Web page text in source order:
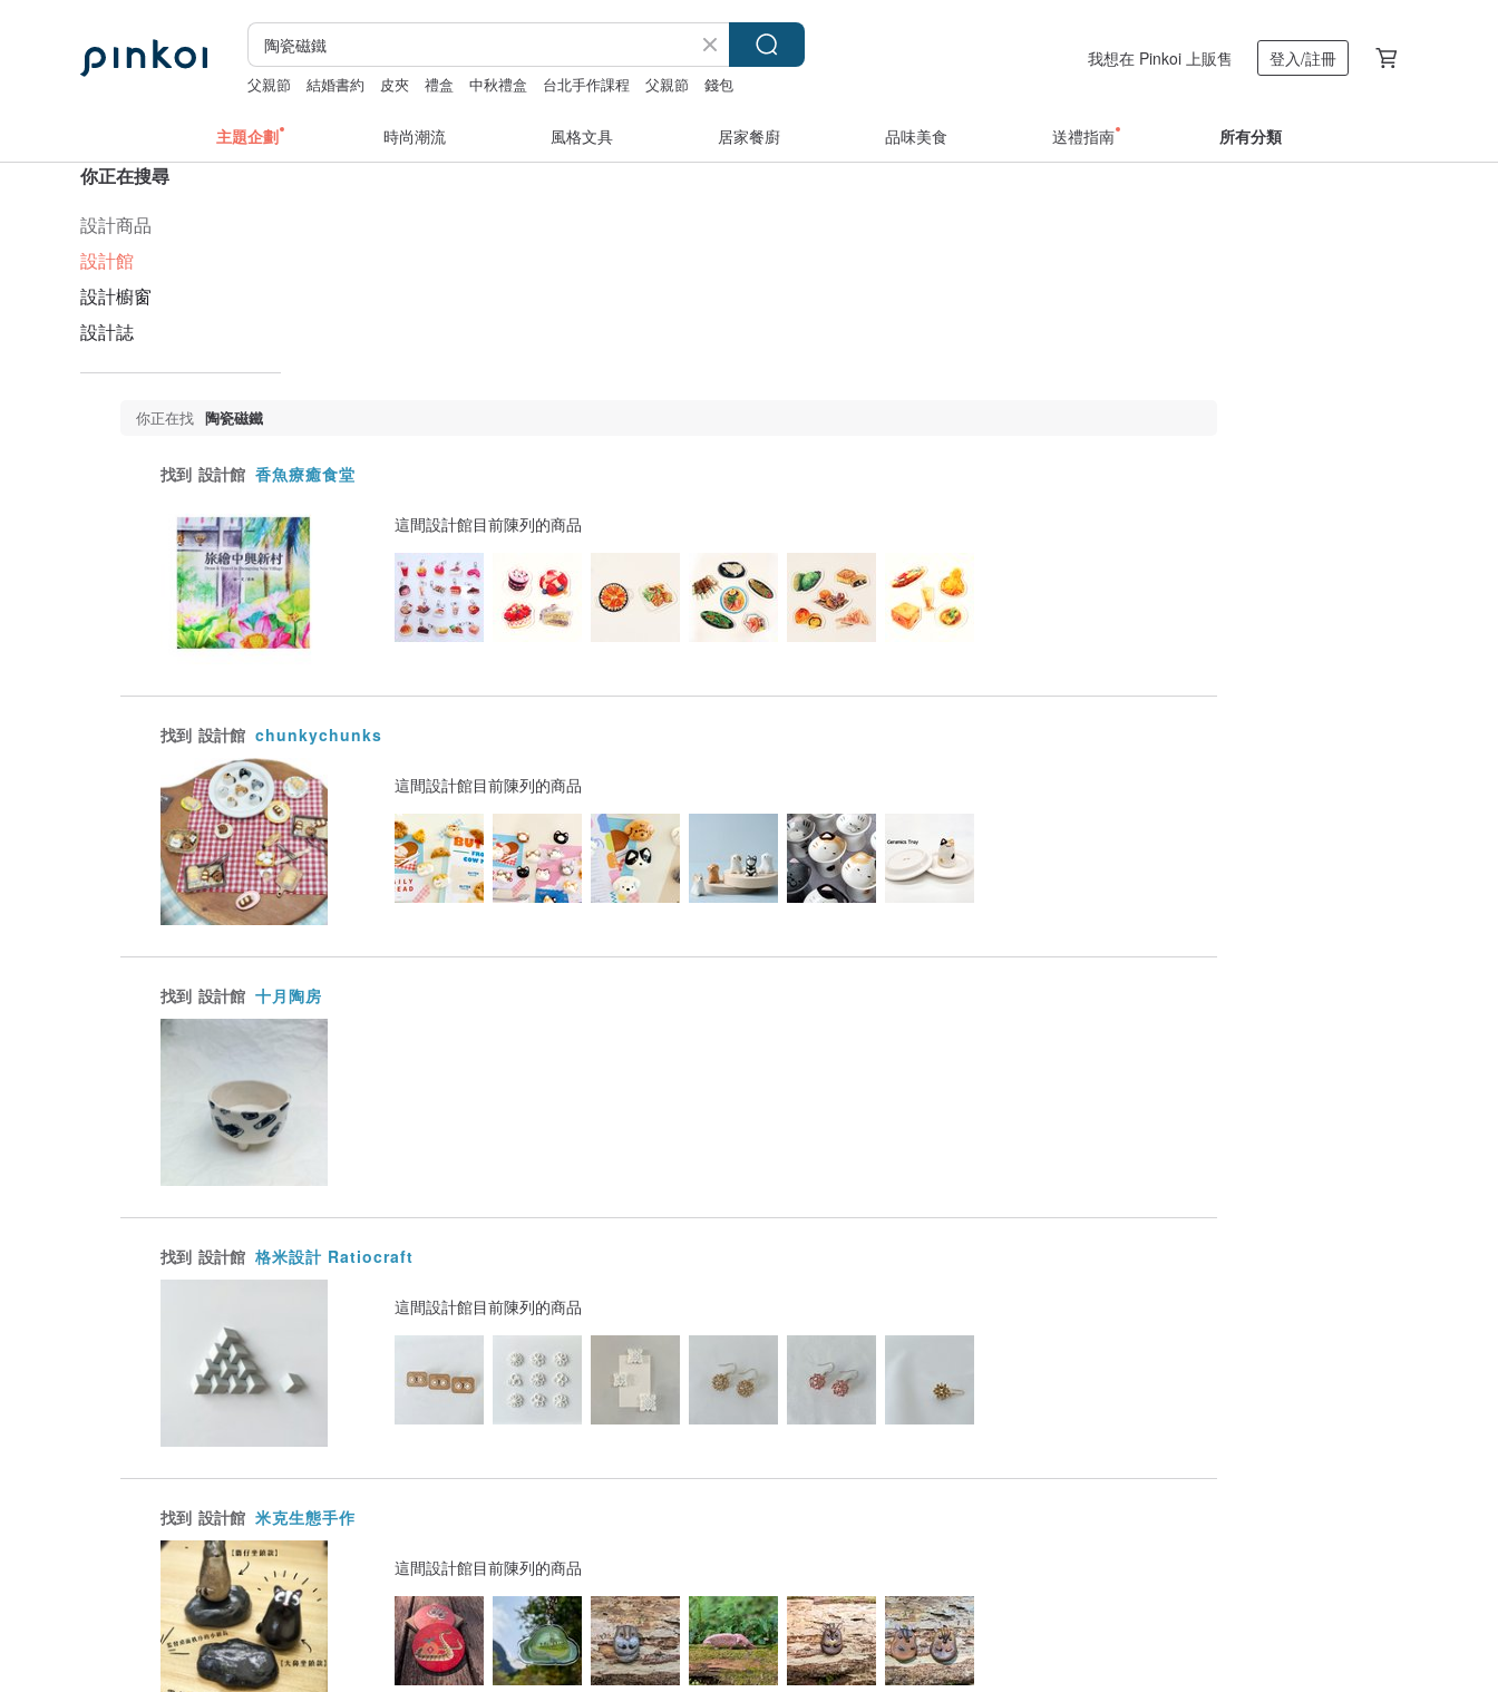
父親節 結婚書約 皮夾 禮盒 中秋禮盒 台北手作課程 父親節 錢包
我想在 Pinkoi 上販售 登入/註冊
主題企劃 時尚潮流 風格文具 居家餐廚 品味美食 送禮指南 所有分類
你正在搜尋
設計商品
設計館
設計櫥窗
設計誌
你正在找 陶瓷磁鐵
找到 設計館 香魚療癒食堂
這間設計館目前陳列的商品
找到 設計館 chunkychunks
這間設計館目前陳列的商品
找到 設計館 十月陶房
找到 設計館 格米設計 Ratiocraft
這間設計館目前陳列的商品
找到 設計館 米克生態手作
這間設計館目前陳列的商品